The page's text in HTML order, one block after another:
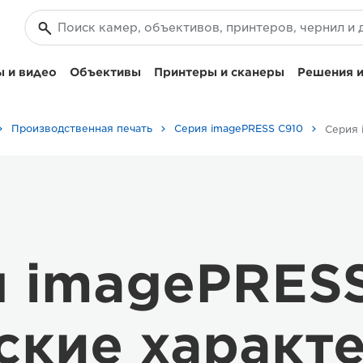
и видео Объективы Принтеры и сканеры Решения
Производственная печать Серия imagePRESS C910